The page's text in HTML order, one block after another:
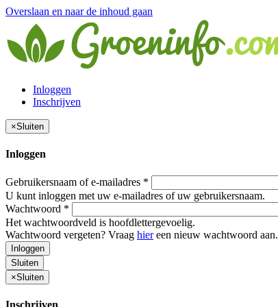
Overslaan en naar de inhoud gaan
Inloggen
Inschrijven
×Sluiten
Inloggen
Gebruikersnaam of e-mailadres *
U kunt inloggen met uw e-mailadres of uw gebruikersnaam.
Wachtwoord *
Het wachtwoordveld is hoofdlettergevoelig.
Wachtwoord vergeten? Vraag hiereen nieuw wachtwoord aan.
Inloggen
Sluiten
×Sluiten
Inschrijven